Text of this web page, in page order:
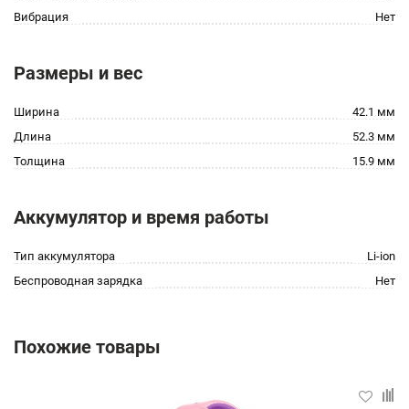
Вибрация
Нет
Размеры и вес
Ширина
42.1 мм
Длина
52.3 мм
Толщина
15.9 мм
Аккумулятор и время работы
Тип аккумулятора
Li-ion
Беспроводная зарядка
Нет
Похожие товары